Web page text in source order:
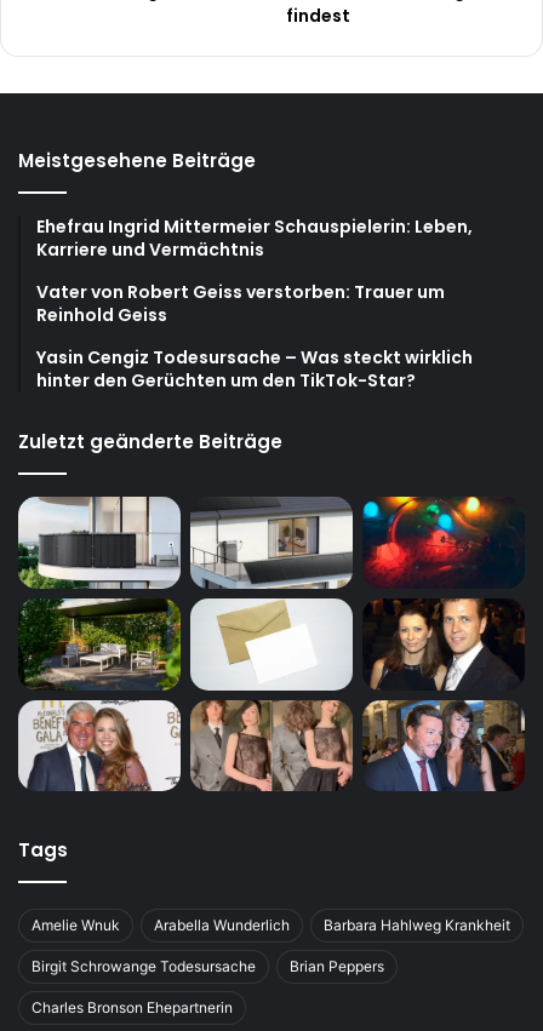
findest
Meistgesehene Beiträge
Ehefrau Ingrid Mittermeier Schauspielerin: Leben,
Karriere und Vermächtnis
Vater von Robert Geiss verstorben: Trauer um
Reinhold Geiss
Yasin Cengiz Todesursache – Was steckt wirklich
hinter den Gerüchten um den TikTok-Star?
Zuletzt geänderte Beiträge
Tags
Amelie Wnuk Arabella Wunderlich Barbara Hahlweg Krankheit
Birgit Schrowange Todesursache Brian Peppers
Charles Bronson Ehepartnerin